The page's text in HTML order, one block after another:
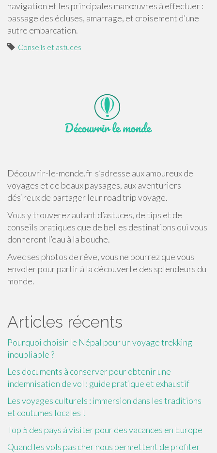
navigation et les principales manœuvres à effectuer :
passage des écluses, amarrage, et croisement d’une
autre embarcation.
Conseils et astuces
Découvrir-le-monde.fr s’adresse aux amoureux de
voyages et de beaux paysages, aux aventuriers
désireux de partager leur road trip voyage.
Vous y trouverez autant d’astuces, de tips et de
conseils pratiques que de belles destinations qui vous
donneront l’eau à la bouche.
Avec ses photos de rêve, vous ne pourrez que vous
envoler pour partir à la découverte des splendeurs du
monde.
Articles récents
Pourquoi choisir le Népal pour un voyage trekking
inoubliable ?
Les documents à conserver pour obtenir une
indemnisation de vol : guide pratique et exhaustif
Les voyages culturels : immersion dans les traditions
et coutumes locales !
Top 5 des pays à visiter pour des vacances en Europe
Quand les vols pas cher nous permettent de profiter